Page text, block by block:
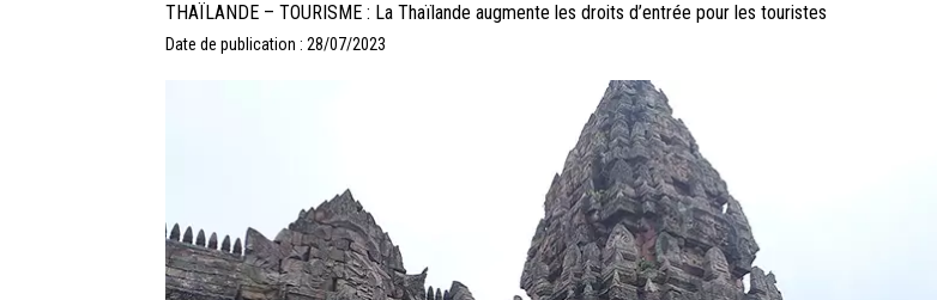
THAÏLANDE – TOURISME : La Thaïlande augmente les droits d’entrée pour les touristes
Date de publication : 28/07/2023